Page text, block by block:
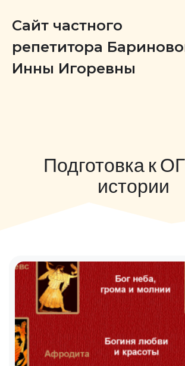
Сайт частного
репетитора
Инны Игоревны
Подготовка к
истории